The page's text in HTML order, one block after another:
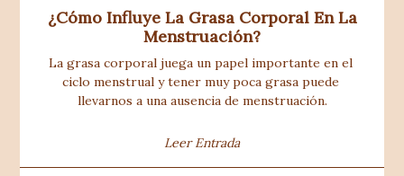
¿Cómo Influye La Grasa Corporal En La
Menstruación?
La grasa corporal juega un papel importante en el
ciclo menstrual y tener muy poca grasa puede
llevarnos a una ausencia de menstruación.
Leer Entrada